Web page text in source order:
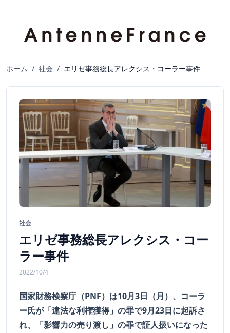
ホーム / 社会 / エリゼ事務総長アレクシス・コーラー事件
社会
エリゼ事務総長アレクシス・コー
ラー事件
2022/10/4
国家財務検察庁（PNF）は10月3日（月）、コーラ
ー氏が「違法な利権獲得」の罪で9月23日に起訴さ
れ、「影響力の売り渡し」の罪で証人扱いになった